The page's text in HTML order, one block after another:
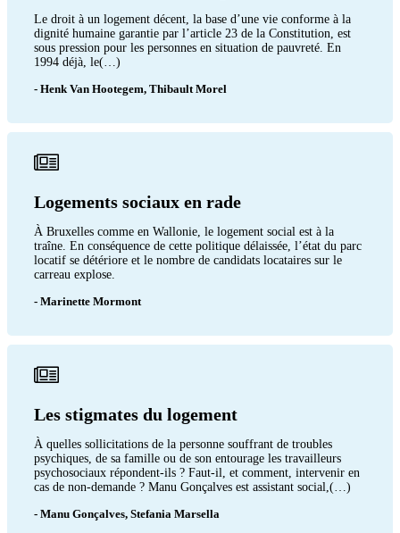
Le droit à un logement décent, la base d’une vie conforme à la
dignité humaine garantie par l’article 23 de la Constitution, est
sous pression pour les personnes en situation de pauvreté. En
1994 déjà, le(…)
- Henk Van Hootegem, Thibault Morel
Logements sociaux en rade
À Bruxelles comme en Wallonie, le logement social est à la
traîne. En conséquence de cette politique délaissée, l’état du parc
locatif se détériore et le nombre de candidats locataires sur le
carreau explose.
- Marinette Mormont
Les stigmates du logement
À quelles sollicitations de la personne souffrant de troubles
psychiques, de sa famille ou de son entourage les travailleurs
psychosociaux répondent-ils ? Faut-il, et comment, intervenir en
cas de non-demande ? Manu Gonçalves est assistant social,(…)
- Manu Gonçalves, Stefania Marsella